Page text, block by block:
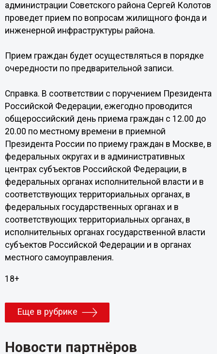
администрации Советского района Сергей Колотов
проведет прием по вопросам жилищного фонда и
инженерной инфраструктуры района.
Прием граждан будет осуществляться в порядке
очередности по предварительной записи.
Справка. В соответствии с поручением Президента
Российской Федерации, ежегодно проводится
общероссийский день приема граждан с 12.00 до
20.00 по местному времени в приемной
Президента России по приему граждан в Москве, в
федеральных округах и в административных
центрах субъектов Российской Федерации, в
федеральных органах исполнительной власти и в
соответствующих территориальных органах, в
федеральных государственных органах и в
соответствующих территориальных органах, в
исполнительных органах государственной власти
субъектов Российской Федерации и в органах
местного самоуправления.
18+
Еще в рубрике
Новости партнёров